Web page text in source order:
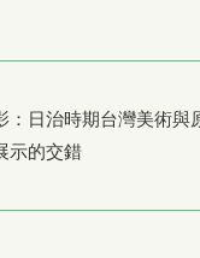
：日治時期台灣美術與
示的交錯